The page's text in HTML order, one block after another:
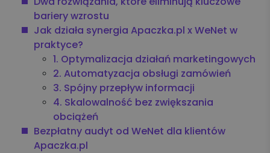
bariery wzrostu
Jak działa synergia Apaczka.pl x WeNet w
praktyce?
1. Optymalizacja działań marketingowych
2. Automatyzacja obsługi zamówień
3. Spójny przepływ informacji
4. Skalowalność bez zwiększania
obciążeń
Bezpłatny audyt od WeNet dla klientów
Apaczka.pl